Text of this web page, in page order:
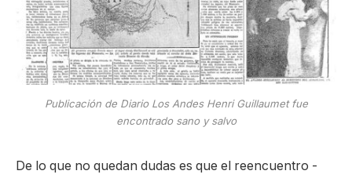
Publicación de Diario Los Andes Henri Guillaumet fue
encontrado sano y salvo
De lo que no quedan dudas es que el reencuentro -